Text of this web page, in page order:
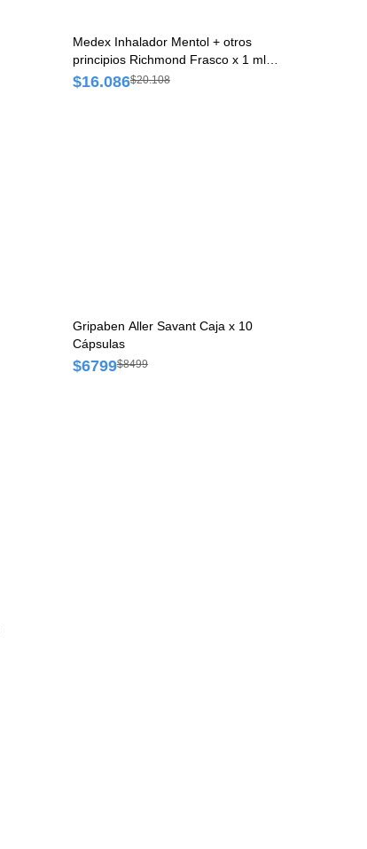
Medex Inhalador Mentol + otros
principios Richmond Frasco x 1 ml
Solución
$16.086$20.108
Gripaben Aller Savant Caja x 10
Cápsulas
$6799$8499